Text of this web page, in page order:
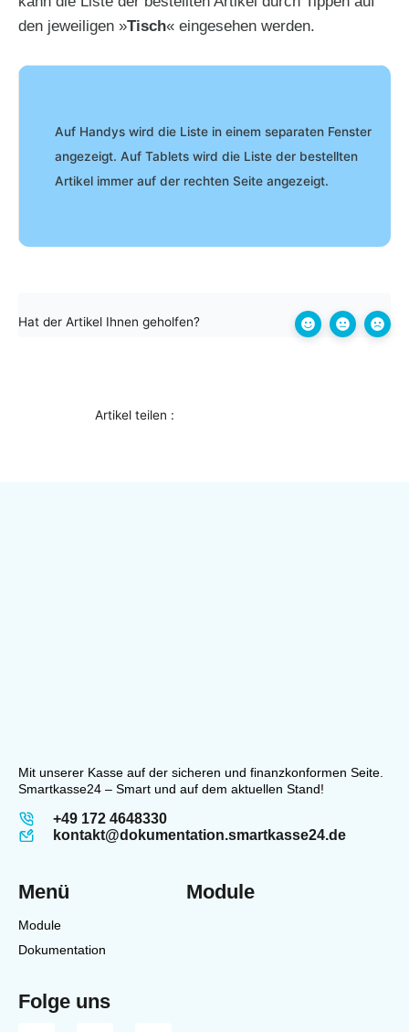
den jeweiligen »Tisch« eingesehen werden.
Auf Handys wird die Liste in einem separaten Fenster
angezeigt. Auf Tablets wird die Liste der bestellten
Artikel immer auf der rechten Seite angezeigt.
Hat der Artikel Ihnen geholfen?
Artikel teilen :
Mit unserer Kasse auf der sicheren und finanzkonformen Seite.
Smartkasse24 – Smart und auf dem aktuellen Stand!
+49 172 4648330
kontakt@dokumentation.smartkasse24.de
Menü
Module
Dokumentation
Module
Folge uns